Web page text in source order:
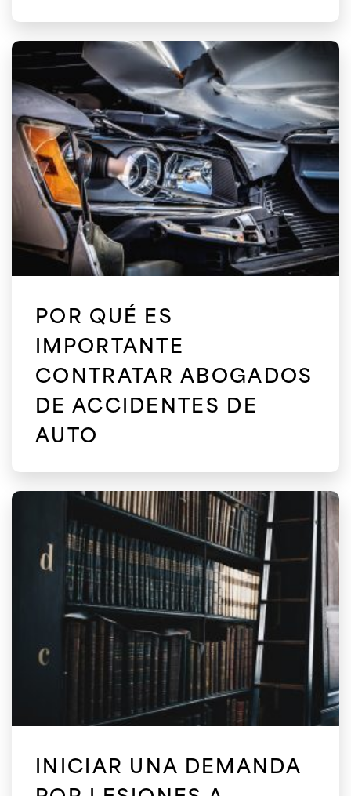
POR QUÉ ES
IMPORTANTE
CONTRATAR ABOGADOS
DE ACCIDENTES DE
AUTO
INICIAR UNA DEMANDA